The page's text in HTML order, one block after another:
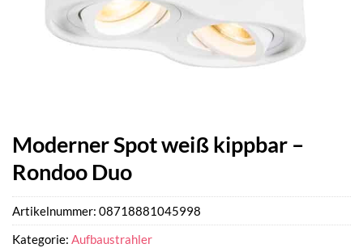
Moderner Spot weiß kippbar –
Rondoo Duo
Artikelnummer: 08718881045998
Kategorie: Aufbaustrahler